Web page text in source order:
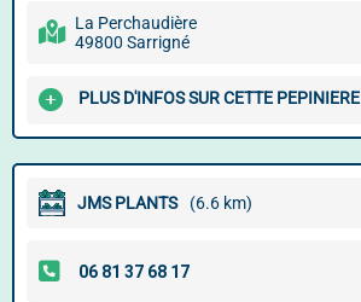
La Perchaudière
49800 Sarrigné
PLUS D'INFOS SUR CETTE PEPINIERE
JMS PLANTS (6.6 km)